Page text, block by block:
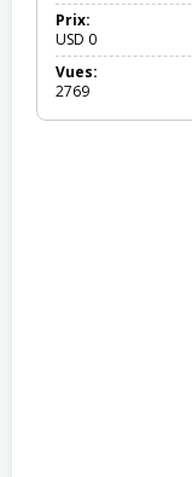
Prix:
USD 0
Vues:
2769